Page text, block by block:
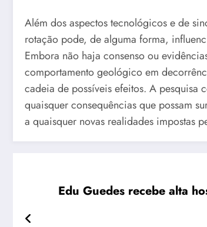
Além dos aspectos tecnológicos e de
rotação pode, de alguma forma,
Embora não haja consenso ou
comportamento geológico em
cadeia de possíveis efeitos. A pesquisa
quaisquer consequências que possam
a quaisquer novas realidades impostas
Edu Guedes recebe alta